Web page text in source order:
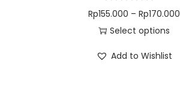
Rp155.000 –Rp170.000
Select options
Add to Wishlist